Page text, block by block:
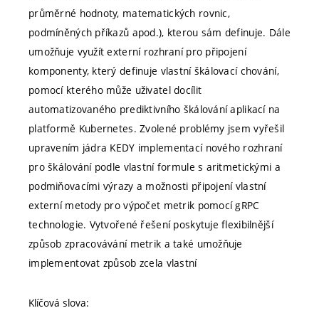
průměrné hodnoty, matematických rovnic,
podmíněných příkazů apod.), kterou sám definuje. Dále
umožňuje využít externí rozhraní pro připojení
komponenty, který definuje vlastní škálovací chování,
pomocí kterého může uživatel docílit
automatizovaného prediktivního škálování aplikací na
platformě Kubernetes. Zvolené problémy jsem vyřešil
upravením jádra KEDY implementací nového rozhraní
pro škálování podle vlastní formule s aritmetickými a
podmiňovacími výrazy a možnosti připojení vlastní
externí metody pro výpočet metrik pomocí gRPC
technologie. Vytvořené řešení poskytuje flexibilnější
způsob zpracovávání metrik a také umožňuje
implementovat způsob zcela vlastní
Klíčová slova: